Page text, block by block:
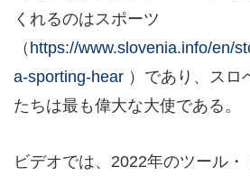
くれるのはスポーツ
（ https://www.slovenia.info/en/
a-sporting-hear ）であり、スロ
たちは最も偉大な大使である。
ビデオでは、2022年のツール